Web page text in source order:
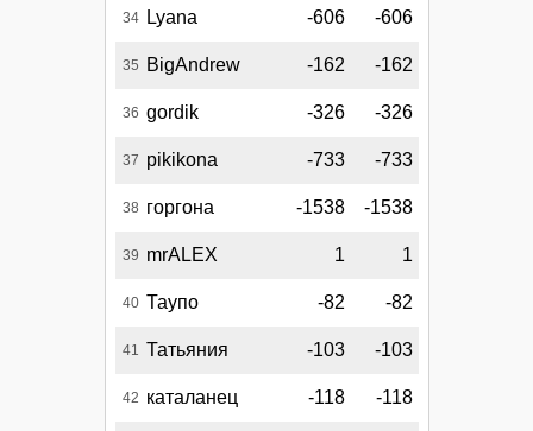
34 Lyana -606 -606
35 BigAndrew -162 -162
36 gordik -326 -326
37 pikikona -733 -733
38 горгона -1538 -1538
39 mrALEX 1 1
40 Таупо -82 -82
41 Татьяния -103 -103
42 каталанец -118 -118